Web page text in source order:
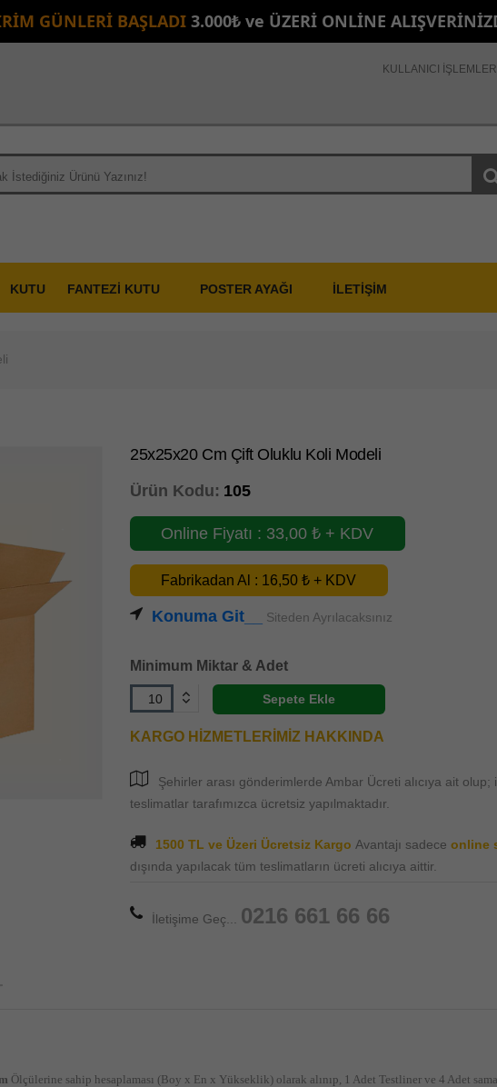
GÜNLERİ BAŞLADI 3.000₺ ve ÜZERİ ONLİNE
KULLANICI İŞLEMLERİ
KUTU FANTEZİ KUTU POSTER AYAĞI İLETİŞİM
25x25x20 Cm Çift Oluklu Koli Modeli
Ürün Kodu: 105
Online Fiyatı : 33,00 ₺ + KDV
Fabrikadan Al : 16,50 ₺ + KDV
Konuma Git__ Siteden Ayrılacaksınız
Minimum Miktar & Adet
Sepete Ekle
KARGO HİZMETLERİMİZ HAKKINDA
Şehirler arası gönderimlerde Ambar Ücreti alıcıya ait
teslimatlar tarafımızca ücretsiz yapılmaktadır.
1500 TL ve Üzeri Ücretsiz Kargo Avantajı sadece online
dışında yapılacak tüm teslimatların ücreti alıcıya aittir.
İletişime Geç... 0216 661 66 66
Ölçülerine sahip hesaplaması (Boy x En x Yükseklik) olarak alınıp, 1 Adet Testliner ve 4 Adet